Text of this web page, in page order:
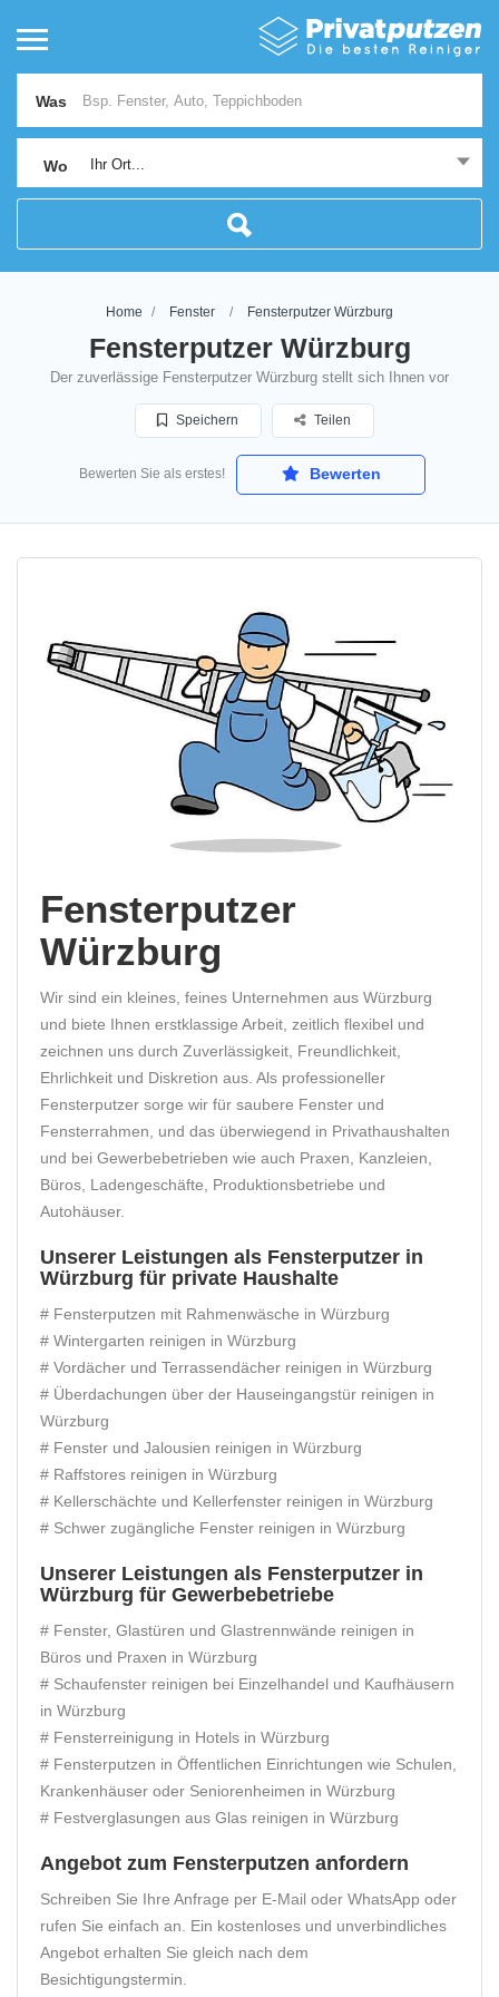
Was
Wo Ihr Ort...
Home Fenster Fensterputzer Würzburg
Fensterputzer Würzburg
Der zuverlässige Fensterputzer Würzburg stellt sich Ihnen vor
Speichern Teilen
Bewerten Sie als erstes! Bewerten
Fensterputzer
Würzburg
Wir sind ein kleines, feines Unternehmen aus Würzburg
und biete Ihnen erstklassige Arbeit, zeitlich flexibel und
zeichnen uns durch Zuverlässigkeit, Freundlichkeit,
Ehrlichkeit und Diskretion aus. Als professioneller
Fensterputzer sorge wir für saubere Fenster und
Fensterrahmen, und das überwiegend in Privathaushalten
und bei Gewerbebetrieben wie auch Praxen, Kanzleien,
Büros, Ladengeschäfte, Produktionsbetriebe und
Autohäuser.
Unserer Leistungen als Fensterputzer in
Würzburg für private Haushalte
# Fensterputzen mit Rahmenwäsche in Würzburg
# Wintergarten reinigen in Würzburg
# Vordächer und Terrassendächer reinigen in Würzburg
# Überdachungen über der Hauseingangstür reinigen in
Würzburg
# Fenster und Jalousien reinigen in Würzburg
# Raffstores reinigen in Würzburg
# Kellerschächte und Kellerfenster reinigen in Würzburg
# Schwer zugängliche Fenster reinigen in Würzburg
Unserer Leistungen als Fensterputzer in
Würzburg für Gewerbebetriebe
# Fenster, Glastüren und Glastrennwände reinigen in
Büros und Praxen in Würzburg
# Schaufenster reinigen bei Einzelhandel und Kaufhäusern
in Würzburg
# Fensterreinigung in Hotels in Würzburg
# Fensterputzen in Öffentlichen Einrichtungen wie Schulen,
Krankenhäuser oder Seniorenheimen in Würzburg
# Festverglasungen aus Glas reinigen in Würzburg
Angebot zum Fensterputzen anfordern
Schreiben Sie Ihre Anfrage per E-Mail oder WhatsApp oder
rufen Sie einfach an. Ein kostenloses und unverbindliches
Angebot erhalten Sie gleich nach dem
Besichtigungstermin.